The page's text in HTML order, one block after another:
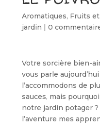
Aromatiques, Fruits
jardin | 0
Votre sorcière bien-
vous parle
l’accommodons de
sauces, mais
notre jardin potager
l’aventure mes